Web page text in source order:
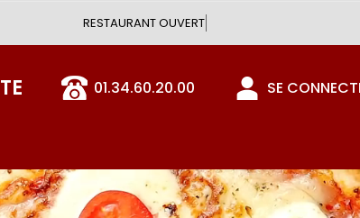
Vous pouve
01.34.60.20.00 SE